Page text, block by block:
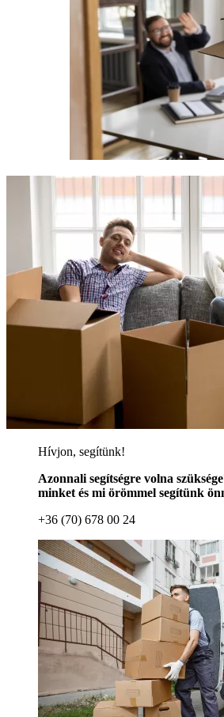
Hívjon, segítünk!
Azonnali segítségre volna
minket és mi örömmel segítünk
+36 (70) 678 00 24